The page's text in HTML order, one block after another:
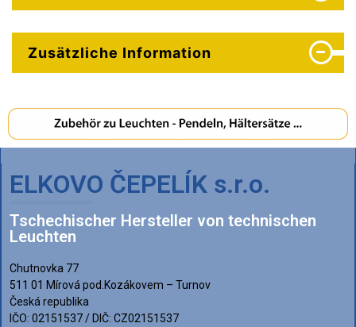
Zusätzliche Information
ELKOVO ČEPELÍK s.r.o.
Tschechischer Hersteller von technischen
Leuchten
Chutnovka 77
511 01 Mírová pod.Kozákovem – Turnov
Česká republika
IČO: 02151537 / DIČ: CZ02151537